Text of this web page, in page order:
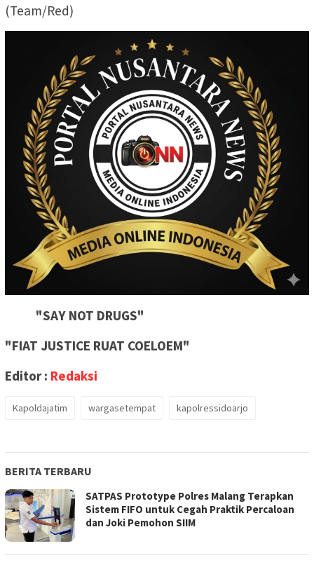
(Team/Red)
"SAY NOT DRUGS"
"FIAT JUSTICE RUAT COELOEM"
Editor : Redaksi
Kapoldajatim wargasetempat kapolressidoarjo
BERITA TERBARU
SATPAS Prototype Polres Malang Terapkan
Sistem FIFO untuk Cegah Praktik Percaloan
dan Joki Pemohon SIIM